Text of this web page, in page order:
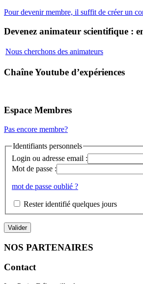
Pour devenir membre, il suffit de créer un
Devenez animateur scientifique :
Nous cherchons des animateurs
Chaîne Youtube d’expériences
Espace Membres
Pas encore membre?
Identifiants personnels
Login ou adresse email :
Mot de passe :
mot de passe oublié ?
Rester identifié quelques jours
NOS PARTENAIRES
Contact